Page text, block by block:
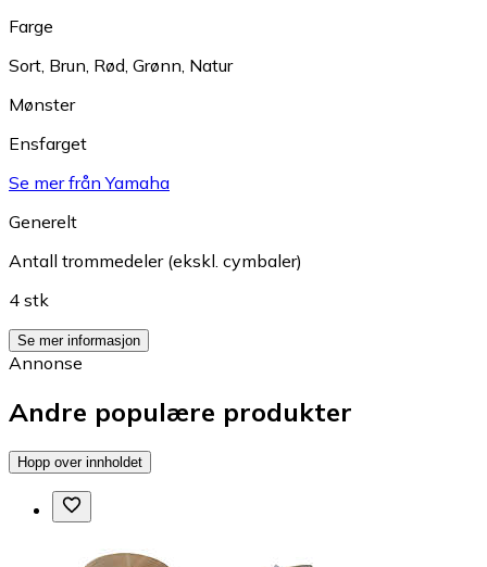
Farge
Sort, Brun, Rød, Grønn, Natur
Mønster
Ensfarget
Se mer från Yamaha
Generelt
Antall trommedeler (ekskl. cymbaler)
4 stk
Se mer informasjon
Annonse
Andre populære produkter
Hopp over innholdet